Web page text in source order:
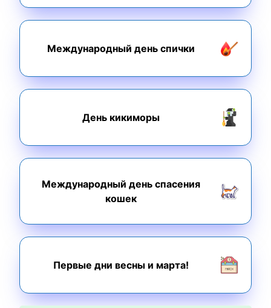
Международный день спички
День кикиморы
Международный день спасения
кошек
Первые дни весны и марта!